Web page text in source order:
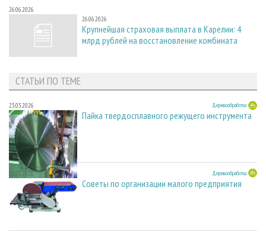
26.06.2026
26.06.2026
Крупнейшая страховая выплата в Карелии: 4
млрд рублей на восстановление комбината
СТАТЬИ ПО ТЕМЕ
23.03.2026 Деревообработка
Пайка твердосплавного режущего инструмента
23.03.2026 Деревообработка
Советы по организации малого предприятия